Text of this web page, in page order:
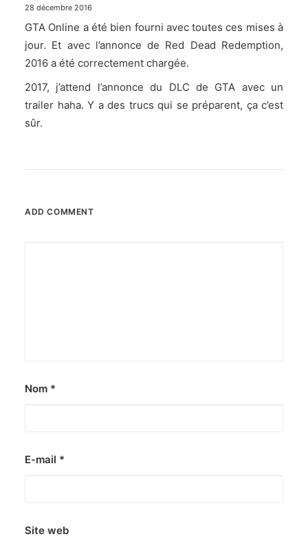
28 décembre 2016
GTA Online a été bien fourni avec toutes ces mises à
jour. Et avec l’annonce de Red Dead Redemption,
2016 a été correctement chargée.
2017, j’attend l’annonce du DLC de GTA avec un
trailer haha. Y a des trucs qui se préparent, ça c’est
sûr.
ADD COMMENT
Nom *
E-mail *
Site web